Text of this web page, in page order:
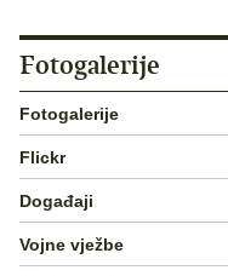
Fotogalerije
Fotogalerije
Flickr
Događaji
Vojne vježbe